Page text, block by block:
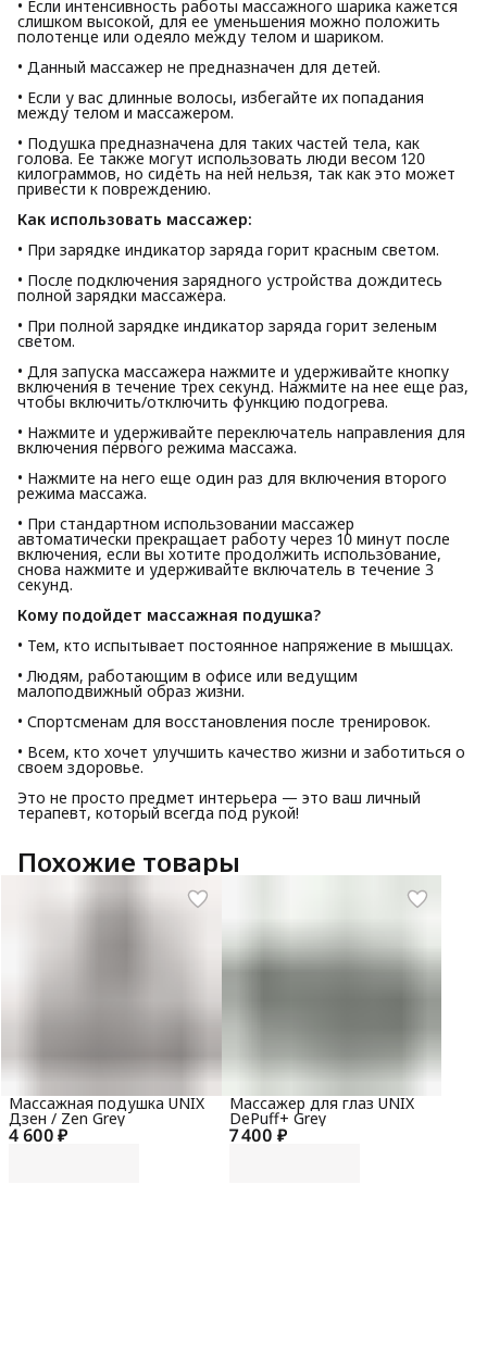
• Если интенсивность работы массажного шарика кажется
слишком высокой, для ее уменьшения можно положить
полотенце или одеяло между телом и шариком.
• Данный массажер не предназначен для детей.
• Если у вас длинные волосы, избегайте их попадания
между телом и массажером.
• Подушка предназначена для таких частей тела, как
голова. Ее также могут использовать люди весом 120
килограммов, но сидеть на ней нельзя, так как это может
привести к повреждению.
Как использовать массажер:
• При зарядке индикатор заряда горит красным светом.
• После подключения зарядного устройства дождитесь
полной зарядки массажера.
• При полной зарядке индикатор заряда горит зеленым
светом.
• Для запуска массажера нажмите и удерживайте кнопку
включения в течение трех секунд. Нажмите на нее еще раз,
чтобы включить/отключить функцию подогрева.
• Нажмите и удерживайте переключатель направления для
включения первого режима массажа.
• Нажмите на него еще один раз для включения второго
режима массажа.
• При стандартном использовании массажер
автоматически прекращает работу через 10 минут после
включения, если вы хотите продолжить использование,
снова нажмите и удерживайте включатель в течение 3
секунд.
Кому подойдет массажная подушка?
• Тем, кто испытывает постоянное напряжение в мышцах.
• Людям, работающим в офисе или ведущим
малоподвижный образ жизни.
• Спортсменам для восстановления после тренировок.
• Всем, кто хочет улучшить качество жизни и заботиться о
своем здоровье.
Это не просто предмет интерьера — это ваш личный
терапевт, который всегда под рукой!
Похожие товары
4 600 ₽
Массажная подушка UNIX
Дзен / Zen Grey
7 400 ₽
Массажер для глаз UNIX
DePuff+ Grey